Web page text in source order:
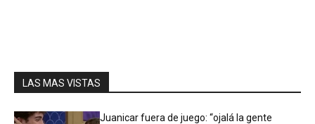
LAS MAS VISTAS
Juanicar fuera de juego: “ojalá la gente